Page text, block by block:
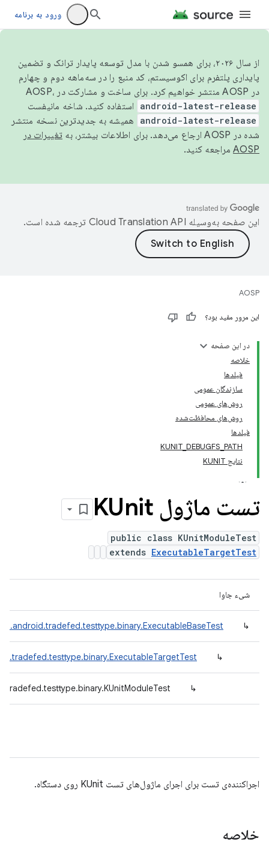
ورود به برنامه
از سال ۲۰۲۶، برای همسو شدن با مدل توسعه پایدار ترانک و تضمین
پایداری پلتفرم برای اکوسیستم، کد منبع را در سه‌ماهه دوم و چهارم
در AOSP منتشر خواهیم کرد. برای ساخت و مشارکت در AOSP،
android-latest-release استفاده کنید. شاخه مانیفست
android-latest-release
همیشه به جدیدترین نسخه منتشر
شده در AOSP ارجاع می‌دهد. برای اطلاعات بیشتر، به
تغییرات در
AOSP مراجعه کنید.
این صفحه به‌وسیله ترجمه شده است.
AOSP
این مرور مفید بود؟
در این صفحه
خلاصه
فیلدها
سازندگان عمومی
روش‌های عمومی
روش‌های محافظت‌شده
فیلدها
KUNIT_DEBUGFS_PATH
نتایج KUNIT
تست ماژول KUnit
public class KUnitModuleTest
extends ExecutableTargetTest
شیء جاوا
↳
↳
↳
اجراکننده‌ی تست برای اجرای ماژول‌های تست KUnit روی دستگاه.
خلاصه